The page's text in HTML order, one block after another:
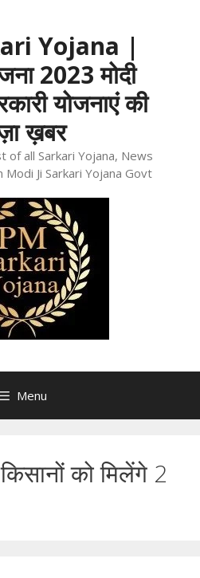
Yojana |
2023 मोदी
योजनाएं की
ख़बर
of all Sarkari Yojana, News
Ji Sarkari Yojana Govt
Menu
को मिलेंगे 2